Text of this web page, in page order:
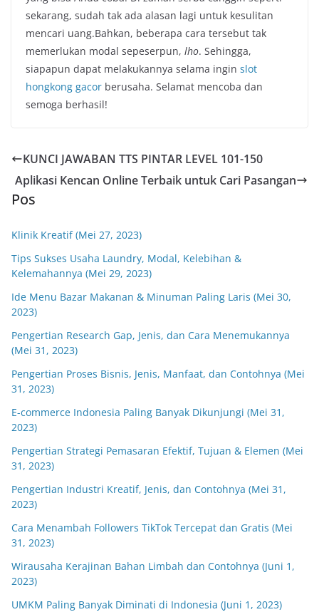
sekarang, sudah tak ada alasan lagi untuk kesulitan
mencari uang.Bahkan, beberapa cara tersebut tak
memerlukan modal sepeserpun, lho. Sehingga,
siapapun dapat melakukannya selama ingin slot
hongkong gacor berusaha. Selamat mencoba dan
semoga berhasil!
KUNCI JAWABAN TTS PINTAR LEVEL 101-150
Aplikasi Kencan Online Terbaik untuk Cari Pasangan
Pos
Klinik Kreatif (Mei 27, 2023)
Tips Sukses Usaha Laundry, Modal, Kelebihan &
Kelemahannya (Mei 29, 2023)
Ide Menu Bazar Makanan & Minuman Paling Laris (Mei 30,
2023)
Pengertian Research Gap, Jenis, dan Cara Menemukannya
(Mei 31, 2023)
Pengertian Proses Bisnis, Jenis, Manfaat, dan Contohnya (Mei
31, 2023)
E-commerce Indonesia Paling Banyak Dikunjungi (Mei 31,
2023)
Pengertian Strategi Pemasaran Efektif, Tujuan & Elemen (Mei
31, 2023)
Pengertian Industri Kreatif, Jenis, dan Contohnya (Mei 31,
2023)
Cara Menambah Followers TikTok Tercepat dan Gratis (Mei
31, 2023)
Wirausaha Kerajinan Bahan Limbah dan Contohnya (Juni 1,
2023)
UMKM Paling Banyak Diminati di Indonesia (Juni 1, 2023)